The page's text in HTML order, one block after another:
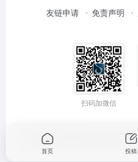
友链申请 免责声明
扫码加微信
Copyright © 2026 蜀ICP
首页 投稿